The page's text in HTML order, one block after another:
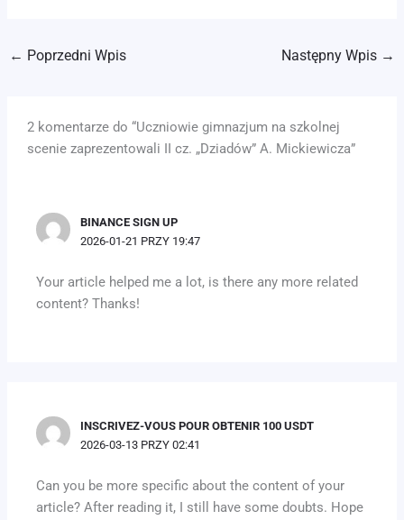
← Poprzedni Wpis Następny Wpis →
2 komentarze do “Uczniowie gimnazjum na szkolnej
scenie zaprezentowali II cz. „Dziadów” A. Mickiewicza”
BINANCE SIGN UP
2026-01-21 PRZY 19:47
Your article helped me a lot, is there any more related
content? Thanks!
INSCRIVEZ-VOUS POUR OBTENIR 100 USDT
2026-03-13 PRZY 02:41
Can you be more specific about the content of your
article? After reading it, I still have some doubts. Hope